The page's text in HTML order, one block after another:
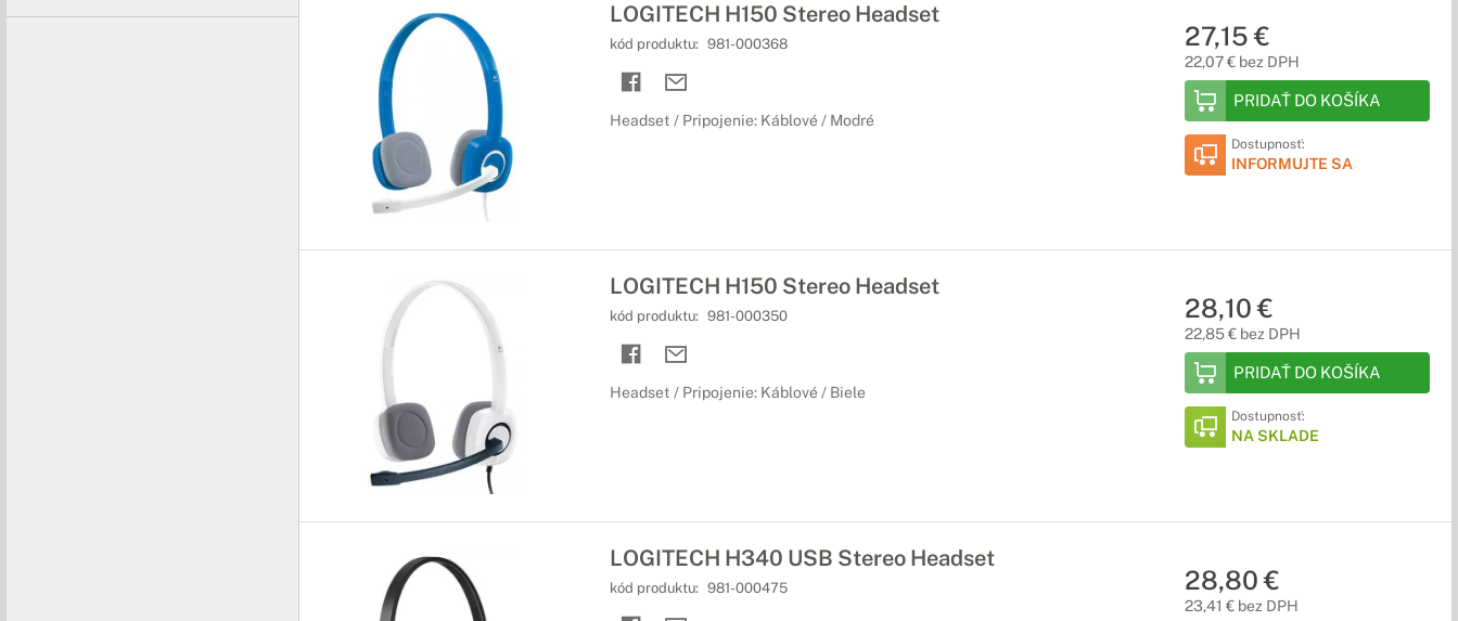
LOGITECH H150 Stereo Headset
kód produktu: 981-000368
Headset / Pripojenie: Káblové / Modré
27,15 €
22,07 € bez DPH
PRIDAŤ DO KOŠÍKA
Dostupnosť:
INFORMUJTE SA
LOGITECH H150 Stereo Headset
kód produktu: 981-000350
Headset / Pripojenie: Káblové / Biele
28,10 €
22,85 € bez DPH
PRIDAŤ DO KOŠÍKA
Dostupnosť:
NA SKLADE
LOGITECH H340 USB Stereo Headset
kód produktu: 981-000475 28,80 €
23,41 € bez DPH